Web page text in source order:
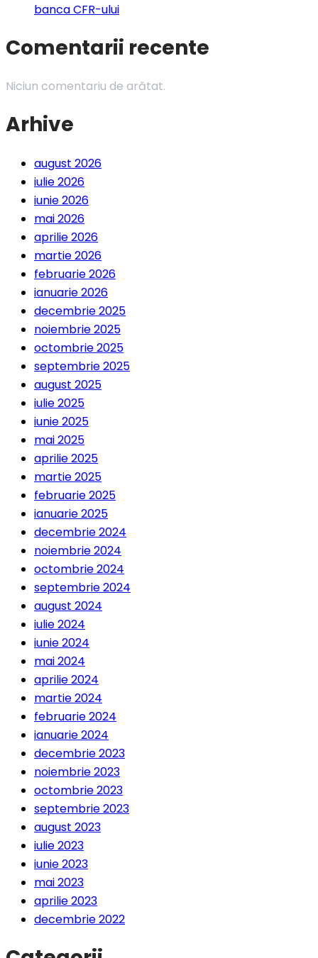
banca CFR-ului
Comentarii recente
Niciun comentariu de arătat.
Arhive
august 2026
iulie 2026
iunie 2026
mai 2026
aprilie 2026
martie 2026
februarie 2026
ianuarie 2026
decembrie 2025
noiembrie 2025
octombrie 2025
septembrie 2025
august 2025
iulie 2025
iunie 2025
mai 2025
aprilie 2025
martie 2025
februarie 2025
ianuarie 2025
decembrie 2024
noiembrie 2024
octombrie 2024
septembrie 2024
august 2024
iulie 2024
iunie 2024
mai 2024
aprilie 2024
martie 2024
februarie 2024
ianuarie 2024
decembrie 2023
noiembrie 2023
octombrie 2023
septembrie 2023
august 2023
iulie 2023
iunie 2023
mai 2023
aprilie 2023
decembrie 2022